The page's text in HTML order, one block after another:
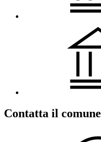
Contatta il comune